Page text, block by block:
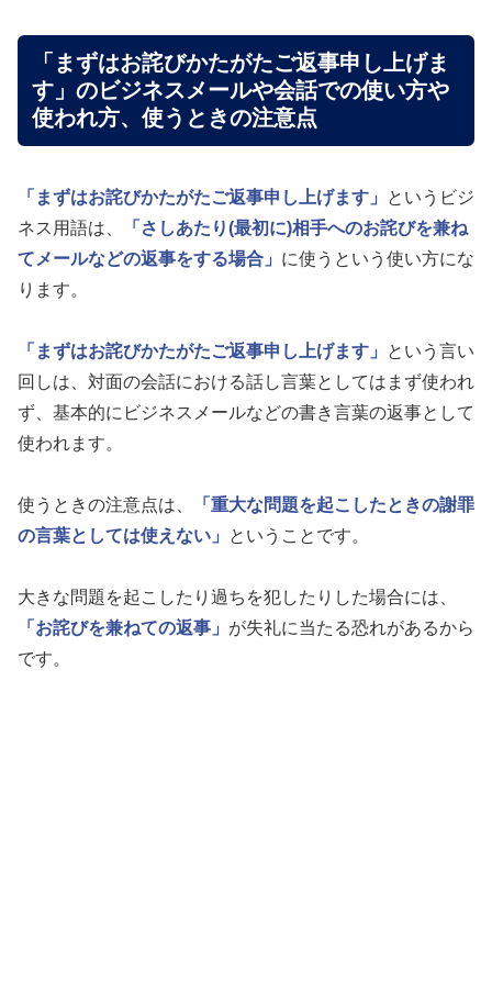
「まずはお詫びかたがたご返事申し上げま
す」のビジネスメールや会話での使い方や
使われ方、使うときの注意点
「まずはお詫びかたがたご返事申し上げます」
というビジ
ネス用語は、
「さしあたり(最初に)相手へのお詫びを兼ね
てメールなどの返事をする場合」 に使うという使い方にな
ります。
「まずはお詫びかたがたご返事申し上げます」
という言い
回しは、対面の会話における話し言葉としてはまず使われ
ず、基本的にビジネスメールなどの書き言葉の返事として
使われます。
使うときの注意点は、
「重大な問題を起こしたときの謝罪
の言葉としては使えない」
ということです。
大きな問題を起こしたり過ちを犯したりした場合には、
「お詫びを兼ねての返事」 が失礼に当たる恐れがあるから
です。